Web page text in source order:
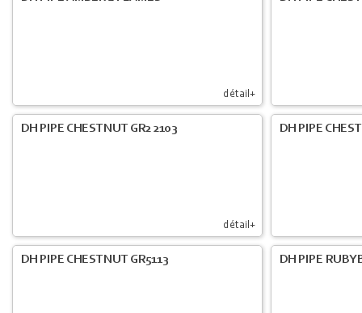
détail+
détail+
DH PIPE CHESTNUT GR2 2103 DH PIPE
DH PIPE CHESTNUT GR5113 DH PIPE